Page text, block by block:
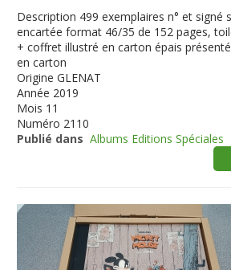
Description 499 exemplaires n° et signé
encartée format 46/35 de 152 pages,
+ coffret illustré en carton épais
en carton
Origine GLENAT
Année 2019
Mois 11
Numéro 2110
Publié dans Albums Editions Spéciales